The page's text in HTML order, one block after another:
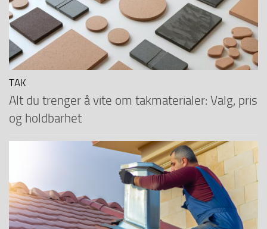
TAK
Alt du trenger å vite om takmaterialer: Valg, pris
og holdbarhet